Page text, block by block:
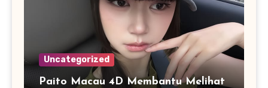
Uncategorized
Paito Macau 4D Membantu Melihat